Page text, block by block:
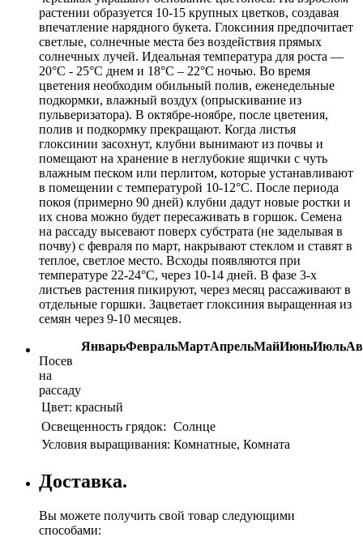
растении образуется 10-15 крупных цветков, создавая
впечатление нарядного букета. Глоксиния предпочитает
светлые, солнечные места без воздействия прямых
солнечных лучей. Идеальная температура для роста —
20°С - 25°С днем и 18°С – 22°С ночью. Во время
цветения необходим обильный полив, еженедельные
подкормки, влажный воздух (опрыскивание из
пульверизатора). В октябре-ноябре, после цветения,
полив и подкормку прекращают. Когда листья
глоксинии засохнут, клубни вынимают из почвы и
помещают на хранение в неглубокие ящички с чуть
влажным песком или перлитом, которые устанавливают
в помещении с температурой 10-12°С. После периода
покоя (примерно 90 дней) клубни дадут новые ростки и
их снова можно будет пересаживать в горшок. Семена
на рассаду высевают поверх субстрата (не заделывая в
почву) с февраля по март, накрывают стеклом и ставят в
теплое, светлое место. Всходы появляются при
температуре 22-24°С, через 10-14 дней. В фазе 3-х
листьев растения пикируют, через месяц рассаживают в
отдельные горшки. Зацветает глоксиния выращенная из
семян через 9-10 месяцев.
ЯнварьФевральМартАпрельМайИюньИюль
Посев
на
рассаду
Цвет: красный
Освещенность грядок: Солнце
Условия выращивания: Комнатные, Комната
Доставка.
Вы можете получить свой товар следующими
способами: